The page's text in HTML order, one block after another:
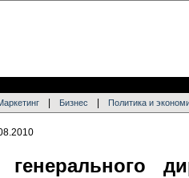
Бизнес Политика и